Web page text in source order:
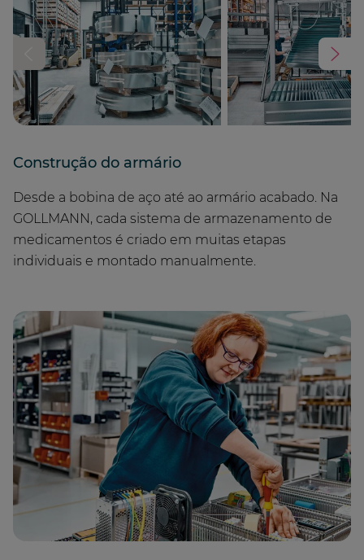
Construção do armário
Desde a bobina de aço até ao armário acabado. Na
GOLLMANN, cada sistema de armazenamento de
medicamentos é criado em muitas etapas
individuais e montado manualmente.